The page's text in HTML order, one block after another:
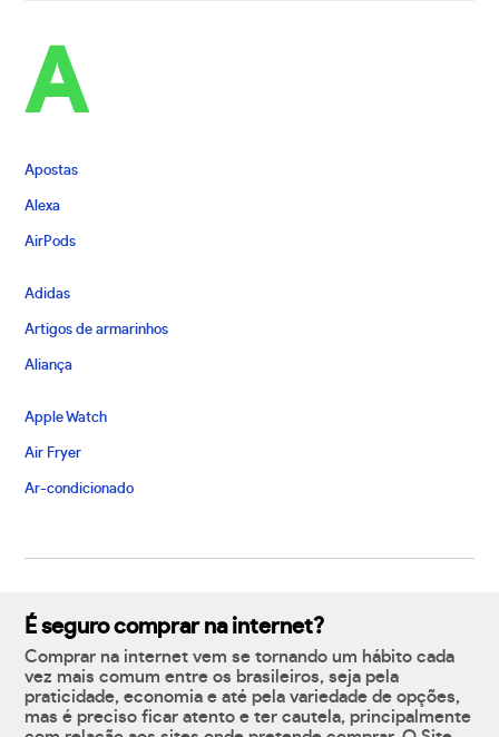
A
Apostas
Alexa
AirPods
Adidas
Artigos de armarinhos
Aliança
Apple Watch
Air Fryer
Ar-condicionado
É seguro comprar na internet?
Comprar na internet vem se tornando um hábito cada
vez mais comum entre os brasileiros, seja pela
praticidade, economia e até pela variedade de opções,
mas é preciso ficar atento e ter cautela, principalmente